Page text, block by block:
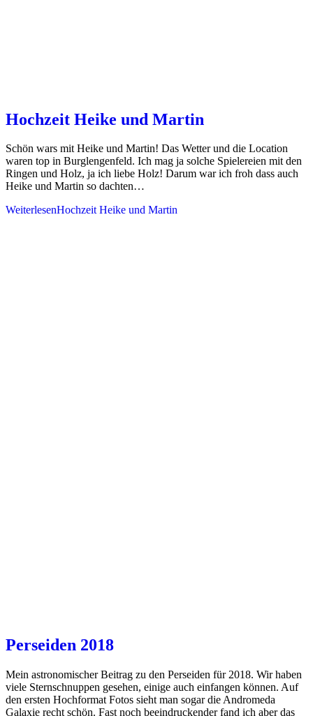
Hochzeit Heike und Martin
Schön wars mit Heike und Martin! Das Wetter und die Location
waren top in Burglengenfeld. Ich mag ja solche Spielereien mit den
Ringen und Holz, ja ich liebe Holz! Darum war ich froh dass auch
Heike und Martin so dachten…
WeiterlesenHochzeit Heike und Martin
Perseiden 2018
Mein astronomischer Beitrag zu den Perseiden für 2018. Wir haben
viele Sternschnuppen gesehen, einige auch einfangen können. Auf
den ersten Hochformat Fotos sieht man sogar die Andromeda
Galaxie recht schön. Fast noch beeindruckender fand ich aber das